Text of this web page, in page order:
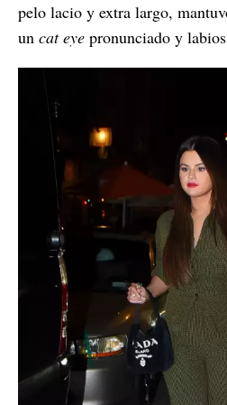
pelo lacio y extra largo,
un cat eye pronunciado y